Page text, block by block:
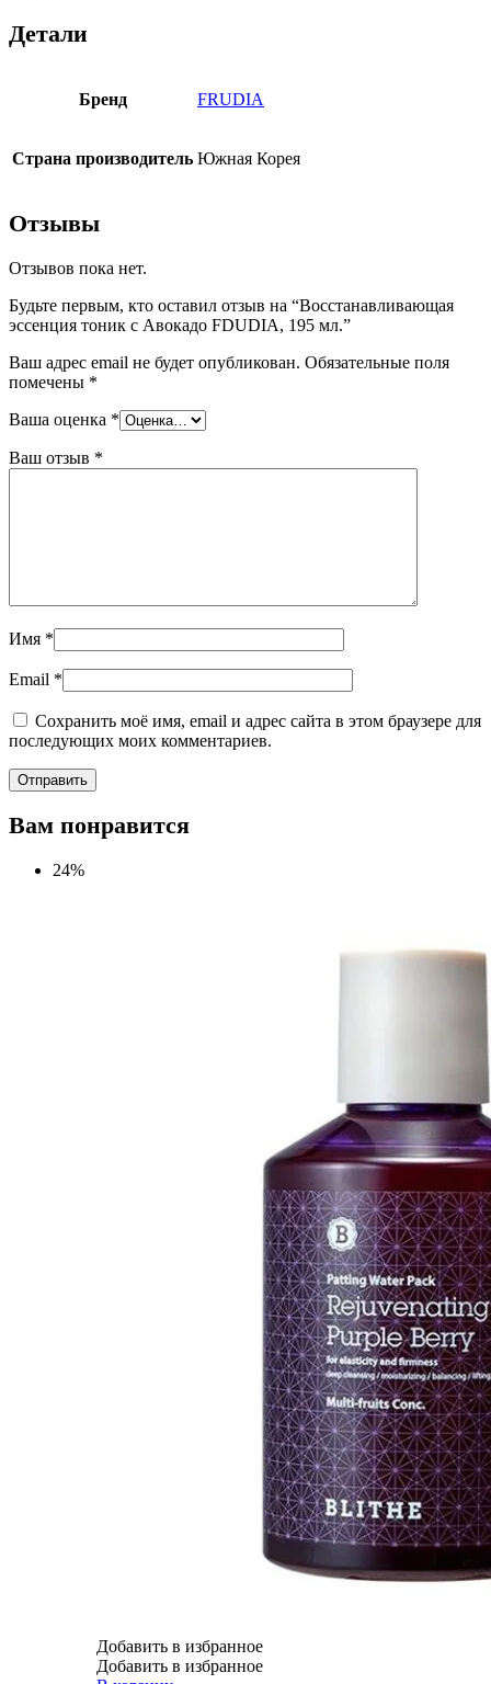
Детали
Бренд FRUDIA
Страна производитель Южная Корея
Отзывы
Отзывов пока нет.
Будьте первым, кто оставил отзыв на “Восстанавливающая
эссенция тоник с Авокадо FDUDIA, 195 мл.”
Ваш адрес email не будет опубликован. Обязательные поля
помечены *
Ваша оценка *
Ваш отзыв *
Имя *
Email *
Сохранить моё имя, email и адрес сайта в этом браузере для
последующих моих комментариев.
Вам понравится
24%
Добавить в избранное
Добавить в избранное